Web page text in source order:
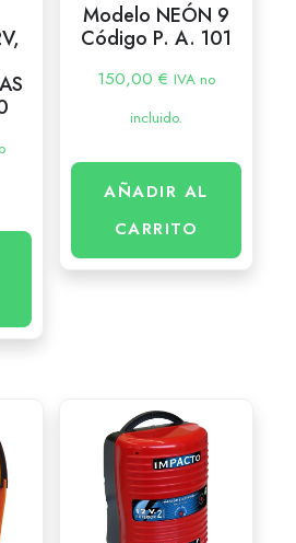
Modelo NEÓN 9
Código P. A. 101
150,00€ IVA no
incluido.
AÑADIR AL
CARRITO